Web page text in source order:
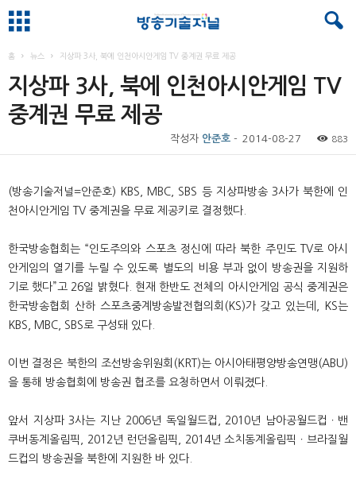
홈 뉴스 지상파 3사, 북에 인천아시안게임 TV 중계권 무료 제공
지상파 3사, 북에 인천아시안게임 TV
중계권 무료 제공
작성자 안준호 - 2014-08-27 883
(방송기술저널=안준호) KBS, MBC, SBS 등 지상파방송 3사가 북한에 인
천아시안게임
TV 중계권을 무료 제공키로 결정했다
한국방송협회는 “인도주의와 스포츠 정신에 따라 북한 주민도 TV로 아시
안게임의 열기를 누릴 수 있도록 별도의 비용 부과 없이 방송권을 지원하
기로 했다”고 26일 밝혔다. 현재 한반도 전체의 아시안게임 공식 중계권은
한국방송협회 산하 스포츠중계방송발전협의회 (KS)가 갖고 있는데 , KS는
KBS, MBC, SBS로 구성돼 있다
이번 결정은 북한의 조선방송위원회 (KRT)는 아시아태평양방송연맹 (ABU)
을 통해 방송협회에 방송권 협조를 요청하면서 이뤄졌다
앞서 지상파3사는 지난 2006년 독일월드컵 , 2010년 남아공월드컵 ㆍ 밴
쿠버동계올림픽
, 2012 년 런던올림픽 , 2014년 소치동계올림픽 ㆍ 브라질월
드컵의 방송권을 북한에 지원한 바 있다